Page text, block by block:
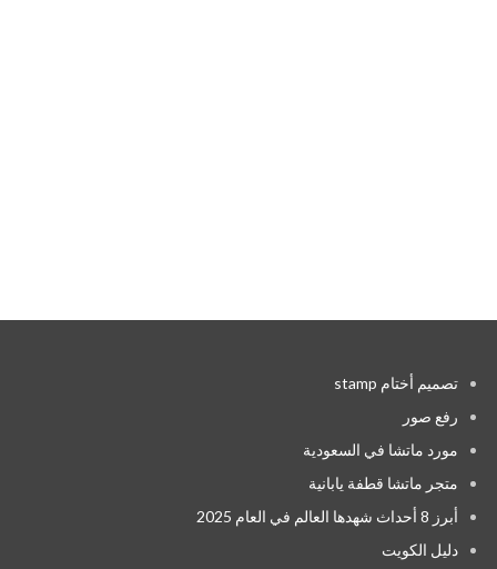
تصميم أختام stamp
رفع صور
مورد ماتشا في السعودية
متجر ماتشا قطفة يابانية
أبرز 8 أحداث شهدها العالم في العام 2025
دليل الكويت